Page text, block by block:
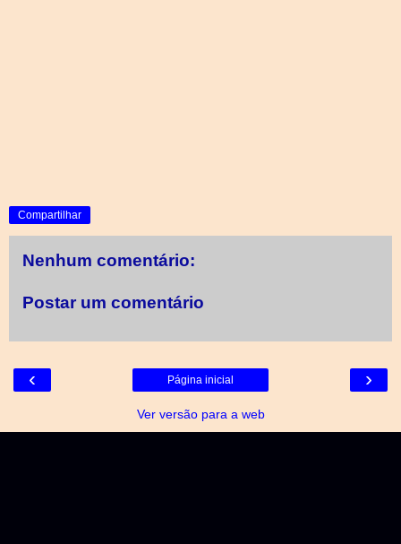
Compartilhar
Nenhum comentário:
Postar um comentário
‹ ›
Página inicial
Ver versão para a web